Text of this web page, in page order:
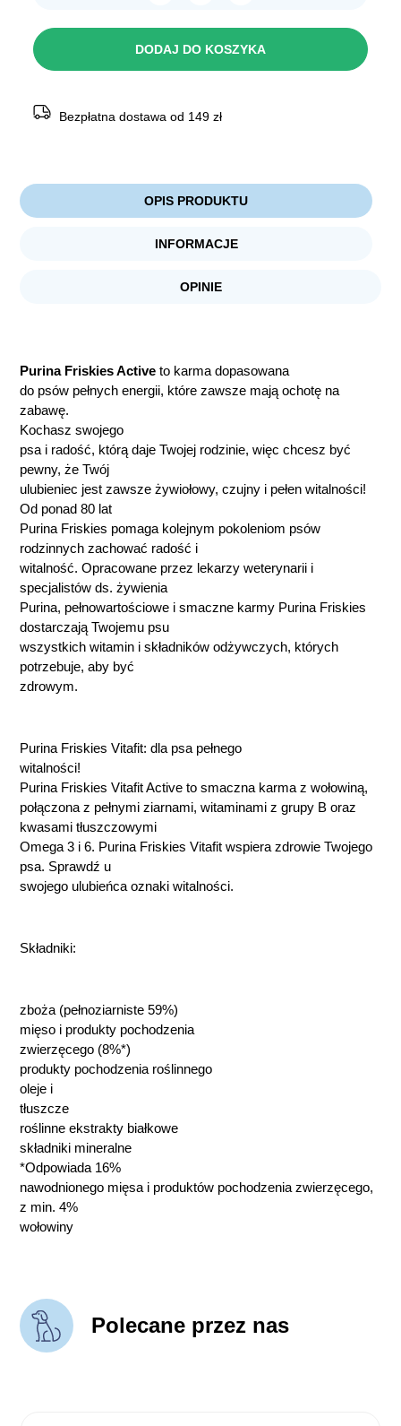
ACTIVE
DODAJ DO KOSZYKA
Bezpłatna dostawa od 149 zł
OPIS PRODUKTU
INFORMACJE
OPINIE
Purina Friskies Active to karma dopasowana
do psów pełnych energii, które zawsze mają ochotę na
zabawę.
Kochasz swojego
psa i radość, którą daje Twojej rodzinie, więc chcesz być
pewny, że Twój
ulubieniec jest zawsze żywiołowy, czujny i pełen witalności!
Od ponad 80 lat
Purina Friskies pomaga kolejnym pokoleniom psów
rodzinnych zachować radość i
witalność. Opracowane przez lekarzy weterynarii i
specjalistów ds. żywienia
Purina, pełnowartościowe i smaczne karmy Purina Friskies
dostarczają Twojemu psu
wszystkich witamin i składników odżywczych, których
potrzebuje, aby być
zdrowym.
Purina Friskies Vitafit: dla psa pełnego
witalności!
Purina Friskies Vitafit Active to smaczna karma z wołowiną,
połączona z pełnymi ziarnami, witaminami z grupy B oraz
kwasami tłuszczowymi
Omega 3 i 6. Purina Friskies Vitafit wspiera zdrowie Twojego
psa. Sprawdź u
swojego ulubieńca oznaki witalności.
Składniki:
zboża (pełnoziarniste 59%)
mięso i produkty pochodzenia
zwierzęcego (8%*)
produkty pochodzenia roślinnego
oleje i
tłuszcze
roślinne ekstrakty białkowe
składniki mineralne
*Odpowiada 16%
nawodnionego mięsa i produktów pochodzenia zwierzęcego,
z min. 4%
wołowiny
Polecane przez nas